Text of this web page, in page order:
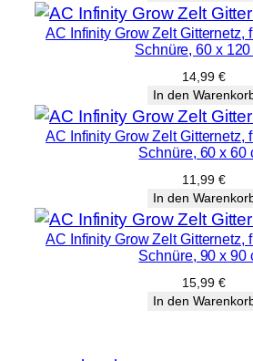
AC Infinity Grow Zelt Gitternetz,
Schnüre, 60 x
14,99 €
In den
AC Infinity Grow Zelt Gitternetz,
Schnüre, 60 x 60
11,99 €
In den
AC Infinity Grow Zelt Gitternetz,
Schnüre, 90 x 90
15,99 €
In den